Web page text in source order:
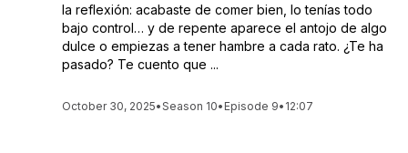
la reflexión: acabaste de comer bien, lo tenías todo
bajo control… y de repente aparece el antojo de algo
dulce o empiezas a tener hambre a cada rato. ¿Te ha
pasado? Te cuento que ...
October 30, 2025•Season 10• Episode 9• 12:07